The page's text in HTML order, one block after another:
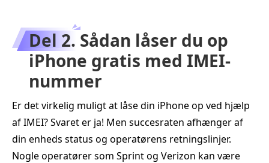
Del 2. Sådan låser du op
iPhone gratis med IMEI-
nummer
Er det virkelig muligt at låse din iPhone op ved hjælp
af IMEI? Svaret er ja! Men succesraten afhænger af
din enheds status og operatørens retningslinjer.
Nogle operatører som Sprint og Verizon kan være